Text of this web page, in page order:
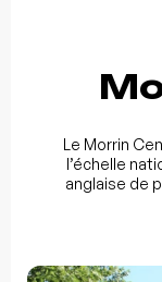
Le Morrin
l’échelle
anglaise de